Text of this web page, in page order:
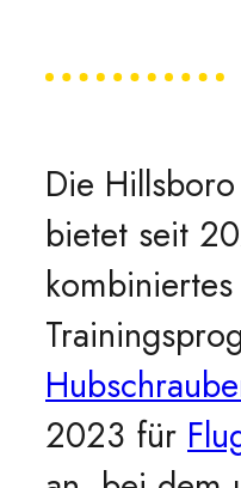
Die
bietet seit
2023 für